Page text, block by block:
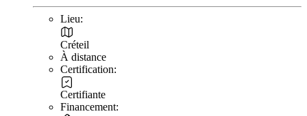
Lieu:
Créteil
À distance
Certification:
Certifiante
Financement: